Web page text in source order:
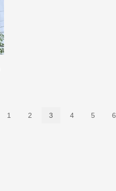
1 2 3 4 5 6